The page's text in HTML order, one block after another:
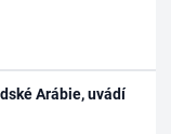
Arábie, uvádí